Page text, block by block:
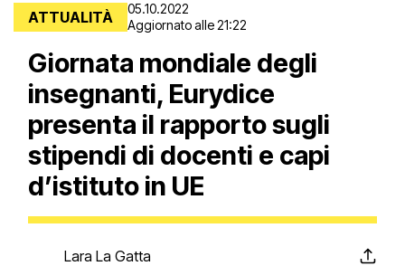
ATTUALITÀ
05.10.2022
Aggiornato alle 21:22
Giornata mondiale degli
insegnanti, Eurydice
presenta il rapporto sugli
stipendi di docenti e capi
d’istituto in UE
Lara La Gatta